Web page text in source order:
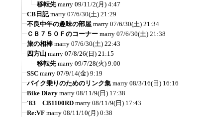
移転先 marry 09/11/2(月) 4:47
CB日記 marry 07/6/30(土) 21:29
不良中年の趣味の部屋 marry 07/6/30(土) 21:34
ＣＢ７５０Ｆのコーナー marry 07/6/30(土) 21:38
旅の相棒 marry 07/6/30(土) 22:43
四方山 marry 07/8/26(日) 21:15
移転先 marry 09/7/28(火) 9:00
SSC marry 07/9/14(金) 9:19
バイク乗りのためのリンク集 marry 08/3/16(日) 16:16
Bike Diary marry 08/11/9(日) 17:38
'83 CB1100RD marry 08/11/9(日) 17:43
Re:VF marry 08/11/10(月) 0:38